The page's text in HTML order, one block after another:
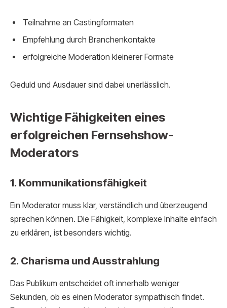
Teilnahme an Castingformaten
Empfehlung durch Branchenkontakte
erfolgreiche Moderation kleinerer Formate
Geduld und Ausdauer sind dabei unerlässlich.
Wichtige Fähigkeiten eines
erfolgreichen Fernsehshow-
Moderators
1. Kommunikationsfähigkeit
Ein Moderator muss klar, verständlich und überzeugend
sprechen können. Die Fähigkeit, komplexe Inhalte einfach
zu erklären, ist besonders wichtig.
2. Charisma und Ausstrahlung
Das Publikum entscheidet oft innerhalb weniger
Sekunden, ob es einen Moderator sympathisch findet.